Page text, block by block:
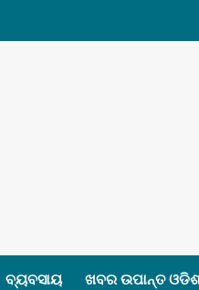
ବ୍ୟବସାୟ ଖବର ଉପାନ୍ତ